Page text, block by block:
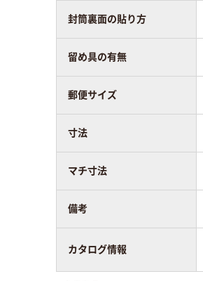
封筒裏面の貼り方
留め具の有無
郵便サイズ
寸法
マチ寸法
備考
カタログ情報